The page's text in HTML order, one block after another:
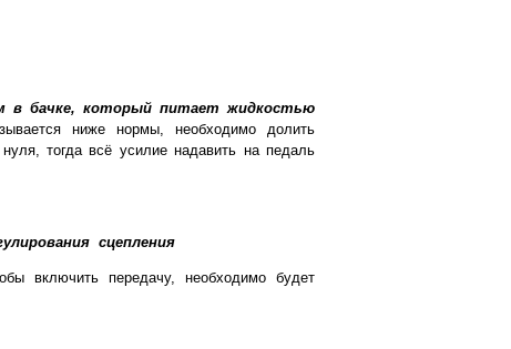
в бачке, который питает жидкостью
ниже нормы, необходимо долить
тогда всё усилие надавить на педаль
сцепления
включить передачу, необходимо будет